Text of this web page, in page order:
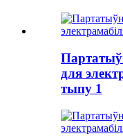
для
тыпу 1